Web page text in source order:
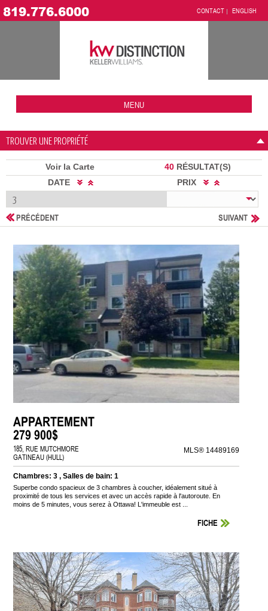
819.776.6000 CONTACT ENGLISH
MENU
TROUVER UNE PROPRIÉTÉ
Voir la Carte 40 RÉSULTAT(S)
DATE
PRIX
SUIVANT
PRÉCÉDENT
APPARTEMENT
279 900$
185, RUE MUTCHMORE
GATINEAU (HULL)
MLS® 14489169
Chambres: 3 , Salles de bain: 1
Superbe condo spacieux de 3 chambres à coucher, idéalement situé à
proximité de tous les services et avec un accès rapide à l'autoroute. En
moins de 5 minutes, vous serez à Ottawa! L'immeuble est ...
FICHE